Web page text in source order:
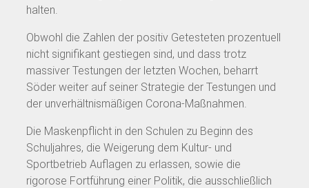
halten.
Obwohl die Zahlen der positiv Getesteten prozentuell
nicht signifikant gestiegen sind, und dass trotz
massiver Testungen der letzten Wochen, beharrt
Söder weiter auf seiner Strategie der Testungen und
der unverhältnismäßigen Corona-Maßnahmen.
Die Maskenpflicht in den Schulen zu Beginn des
Schuljahres, die Weigerung dem Kultur- und
Sportbetrieb Auflagen zu erlassen, sowie die
rigorose Fortführung einer Politik, die ausschließlich